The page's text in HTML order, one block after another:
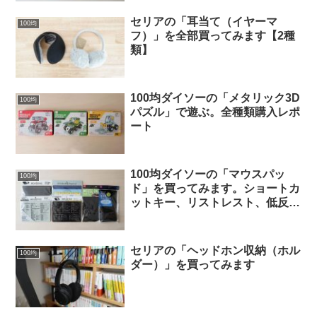
100均
セリアの「耳当て（イヤーマ
フ）」を全部買ってみます【2種
類】
100均
100均ダイソーの「メタリック3D
パズル」で遊ぶ。全種類購入レポ
ート
100均
100均ダイソーの「マウスパッ
ド」を買ってみます。ショートカ
ットキー、リストレスト、低反発
100均
セリアの「ヘッドホン収納（ホル
ダー）」を買ってみます